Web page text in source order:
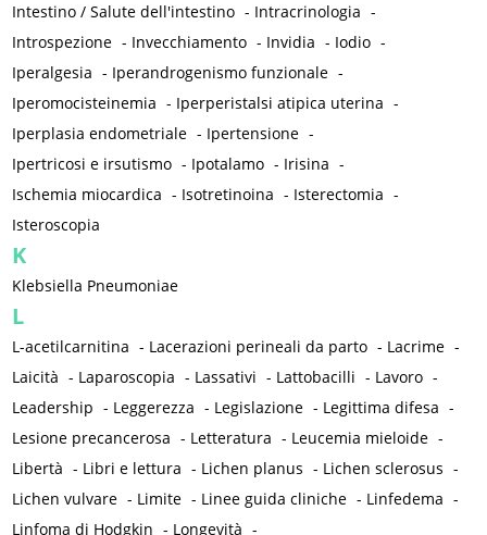
Intestino / Salute dell'intestino - Intracrinologia -
Introspezione - Invecchiamento - Invidia - Iodio -
Iperalgesia - Iperandrogenismo funzionale -
Iperomocisteinemia - Iperperistalsi atipica uterina -
Iperplasia endometriale - Ipertensione -
Ipertricosi e irsutismo - Ipotalamo - Irisina -
Ischemia miocardica - Isotretinoina - Isterectomia -
Isteroscopia
K
Klebsiella Pneumoniae
L
L-acetilcarnitina - Lacerazioni perineali da parto - Lacrime -
Laicità - Laparoscopia - Lassativi - Lattobacilli - Lavoro -
Leadership - Leggerezza - Legislazione - Legittima difesa -
Lesione precancerosa - Letteratura - Leucemia mieloide -
Libertà - Libri e lettura - Lichen planus - Lichen sclerosus -
Lichen vulvare - Limite - Linee guida cliniche - Linfedema -
Linfoma di Hodgkin - Longevità -